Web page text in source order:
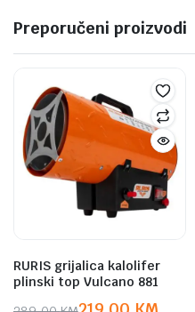
Preporučeni proizvodi
RURIS grijalica kalolifer
plinski top Vulcano 881